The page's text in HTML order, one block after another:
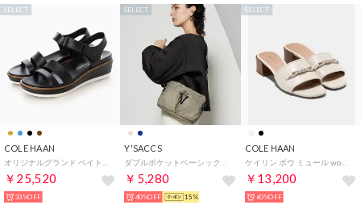
COLE HAAN
￥25,520
SELECT
33%OFF
Y'SACCS
￥5,280
SELECT
40%OFF 15%
COLE HAAN
ケイリン ボウ ミュール womens （アイボリー レザー）
￥13,200
SELECT
60%OFF